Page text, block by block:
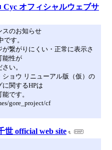
Cyc オフィシャルウェブサ
スのお知らせ
す。
が繋がりにくい・正常に表示さ
能性が
い。
ショウ リニューアル版（仮）の
関するHPは
です。
gore_project/cf
世 official web site